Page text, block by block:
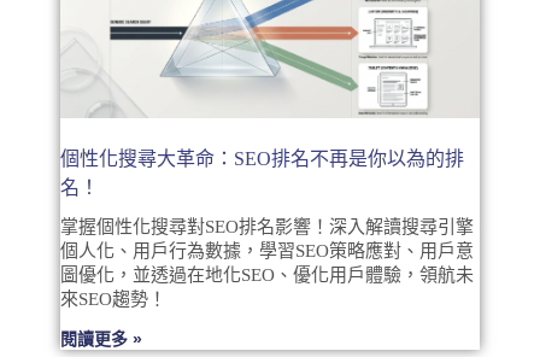
個性化搜尋大革命：SEO排名不再是你以為的排
名！
掌握個性化搜尋對SEO排名影響！深入解讀搜尋引擎
個人化、用戶行為數據，學習SEO策略應對、用戶意
圖優化，並透過在地化SEO、優化用戶體驗，領航未
來SEO趨勢！
閱讀更多 »